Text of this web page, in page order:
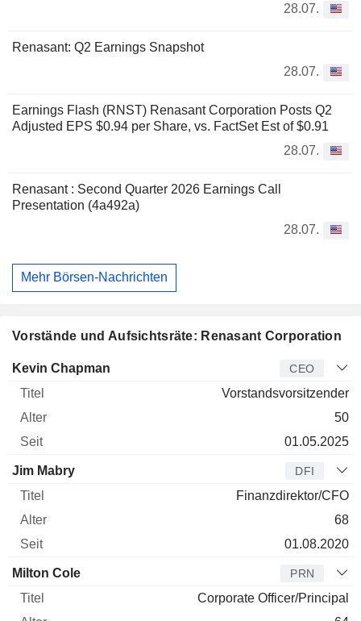
28.07.
Renasant: Q2 Earnings Snapshot
28.07.
Earnings Flash (RNST) Renasant Corporation Posts Q2
Adjusted EPS $0.94 per Share, vs. FactSet Est of $0.91
28.07.
Renasant : Second Quarter 2026 Earnings Call
Presentation (4a492a)
28.07.
Mehr Börsen-Nachrichten
Vorstände und Aufsichtsräte: Renasant Corporation
Manager Titel Alter
Kevin Chapman CEO
Vorstandsvorsitzender
50
01.05.2025
Jim Mabry DFI
Finanzdirektor/CFO
68
01.08.2020
Milton Cole PRN
Corporate Officer/Principal